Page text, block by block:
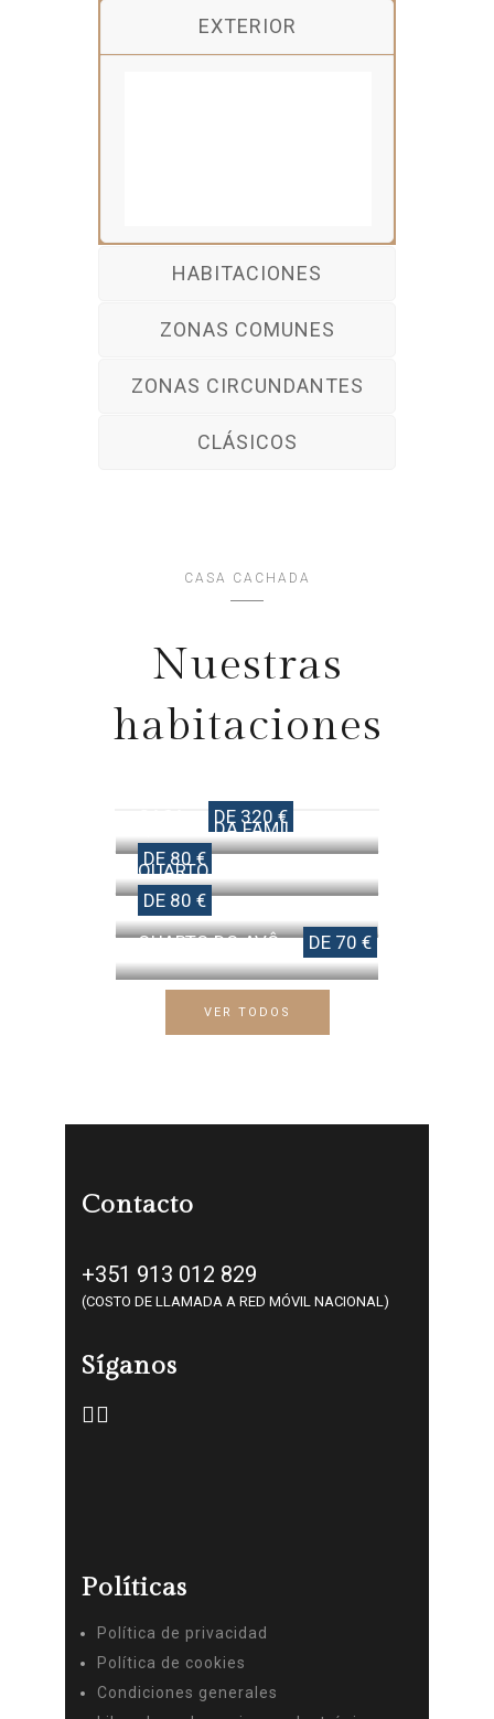
EXTERIOR
HABITACIONES
ZONAS COMUNES
ZONAS CIRCUNDANTES
CLÁSICOS
CASA CACHADA
Nuestras
habitaciones
DE 320 €
QUARTO DA FAMÍLIA
DE 80 €
QUARTO DOS NETOS
DE 80 €
QUARTO DO AVÔ
DE 70 €
VER TODOS
Contacto
+351 913 012 829
(COSTO DE LLAMADA A RED MÓVIL NACIONAL)
Síganos
Políticas
Política de privacidad
Política de cookies
Condiciones generales